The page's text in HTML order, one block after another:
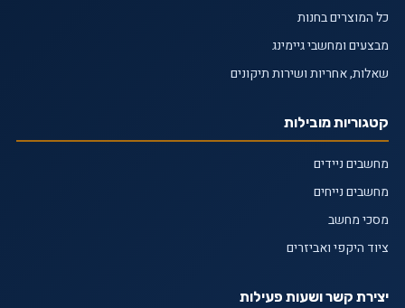
כל המוצרים בחנות
מבצעים ומחשבי גיימינג
שאלות, אחריות ושירות תיקונים
קטגוריות מובילות
מחשבים ניידים
מחשבים נייחים
מסכי מחשב
ציוד היקפי ואביזרים
יצירת קשר ושעות פעילות